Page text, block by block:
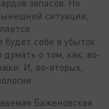
запасов. Но
ситуации,
будет себе в убыток
думать о том, как, во-
И, во-вторых,
Баженовская